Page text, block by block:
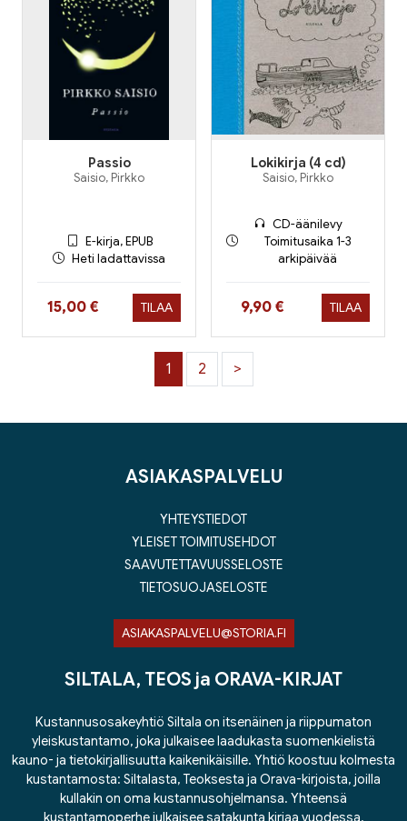
Passio
Saisio, Pirkko
E-kirja, EPUB
Heti ladattavissa
Hinta nyt
15,00 € TILAA
Lokikirja (4 cd)
Saisio, Pirkko
CD-äänilevy
Toimitusaika 1-3
arkipäivää
Hinta nyt
9,90 € TILAA
1 2 >
ASIAKASPALVELU
YHTEYSTIEDOT
YLEISET TOIMITUSEHDOT
SAAVUTETTAVUUSSELOSTE
TIETOSUOJASELOSTE
ASIAKASPALVELU@STORIA.FI
SILTALA, TEOS ja ORAVA-KIRJAT
Kustannusosakeyhtiö Siltala on itsenäinen ja riippumaton
yleiskustantamo, joka julkaisee laadukasta suomenkielistä
kauno- ja tietokirjallisuutta kaikenikäisille. Yhtiö koostuu kolmesta
kustantamosta: Siltalasta, Teoksesta ja Orava-kirjoista, joilla
kullakin on oma kustannusohjelmansa. Yhteensä
kustantamoperhe julkaisee satakunta kirjaa vuodessa.